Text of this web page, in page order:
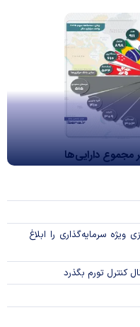
مجموع دارایی‌ها
سرمایه‌گذاری را ابلاغ
کنترل تورم بگذرد